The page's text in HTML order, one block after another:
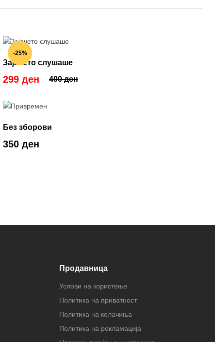
-25%
Зајачето слушаше
400 ден
299 ден
Без зборови
350 ден
Продавница
Услови на користење
Политика на приватност
Политика на колачиња
Политика на рекламација